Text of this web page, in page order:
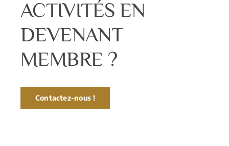
ACTIVITÉS EN
DEVENANT
MEMBRE ?
Contactez-nous !